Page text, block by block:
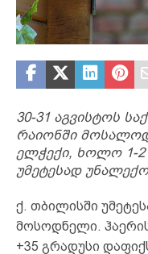
30-31 აგვისტოს
რაიონში
ელჭექი, ხოლო 1-2
უმეტესად
ქ. თბილისში
მოსოდნელი.
+35 გრადუსი